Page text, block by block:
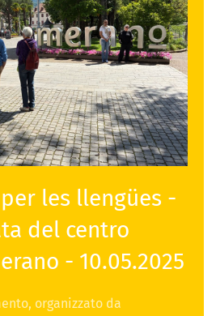
les llengües -
del centro
- 10.05.2025
organizzato da